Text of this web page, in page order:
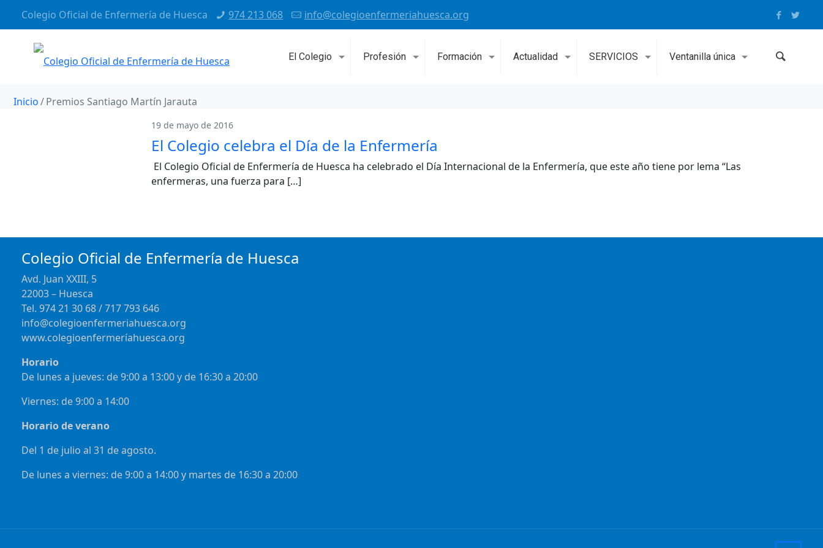
Colegio Oficial de Enfermería de Huesca 974 213 068 info@colegioenfermeriahuesca.org
El Colegio Profesión Formación Actualidad SERVICIOS Ventanilla única
Inicio Premios Santiago Martín Jarauta
19 de mayo de 2016
El Colegio celebra el Día de la Enfermería
El Colegio Oficial de Enfermería de Huesca ha celebrado el Día Internacional de la Enfermería, que este año tiene por lema “Las
enfermeras, una fuerza para […]
Colegio Oficial de Enfermería de Huesca
Avd. Juan XXIII, 5
22003 – Huesca
Tel. 974 21 30 68 / 717 793 646
info@colegioenfermeriahuesca.org
www.colegioenfermeríahuesca.org
Horario
De lunes a jueves: de 9:00 a 13:00 y de 16:30 a 20:00
Viernes: de 9:00 a 14:00
Horario de verano
Del 1 de julio al 31 de agosto.
De lunes a viernes: de 9:00 a 14:00 y martes de 16:30 a 20:00